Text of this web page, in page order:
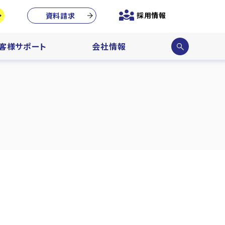
様サポート 会社情報
サイ
ト内
資料請求 採用情報